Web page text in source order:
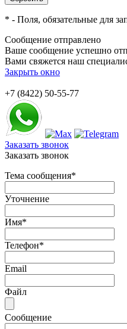
* - Поля, обязательные для
Сообщение отправлено
Ваше сообщение успешно
Вами свяжется наш
Закрыть окно
+7 (8422) 50-55-77
Заказать звонок
Заказать звонок
Тема сообщения*
Уточнение
Имя*
Телефон*
Email
Файл
Сообщение